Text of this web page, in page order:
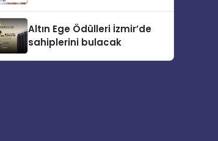
Altın Ege Ödülleri İzmir’de
sahiplerini bulacak